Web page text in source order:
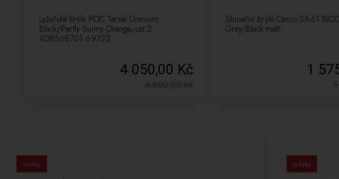
Lyžařské brýle POC Tarsal Uranium
Black/Partly Sunny Orange, cat.2
408368701 69722
4 050,00 Kč
4 500,00Kč
Sluneční brýle Casco SX-61
Grey/Black matt
1
Lyžáky Lyžáky